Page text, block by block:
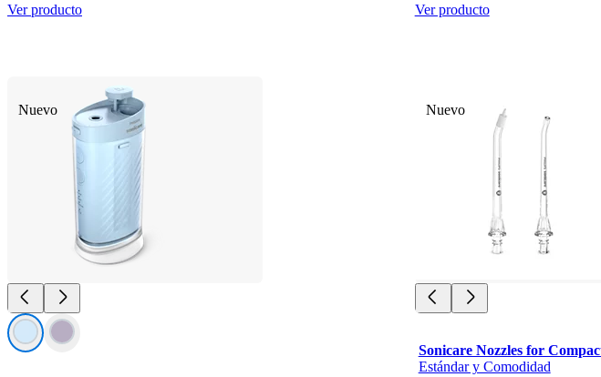
Ver producto
Ver producto
Nuevo Nuevo
Sonicare Nozzles for
Estándar y Comodidad